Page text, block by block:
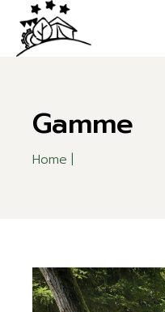
content
Gamme
Home